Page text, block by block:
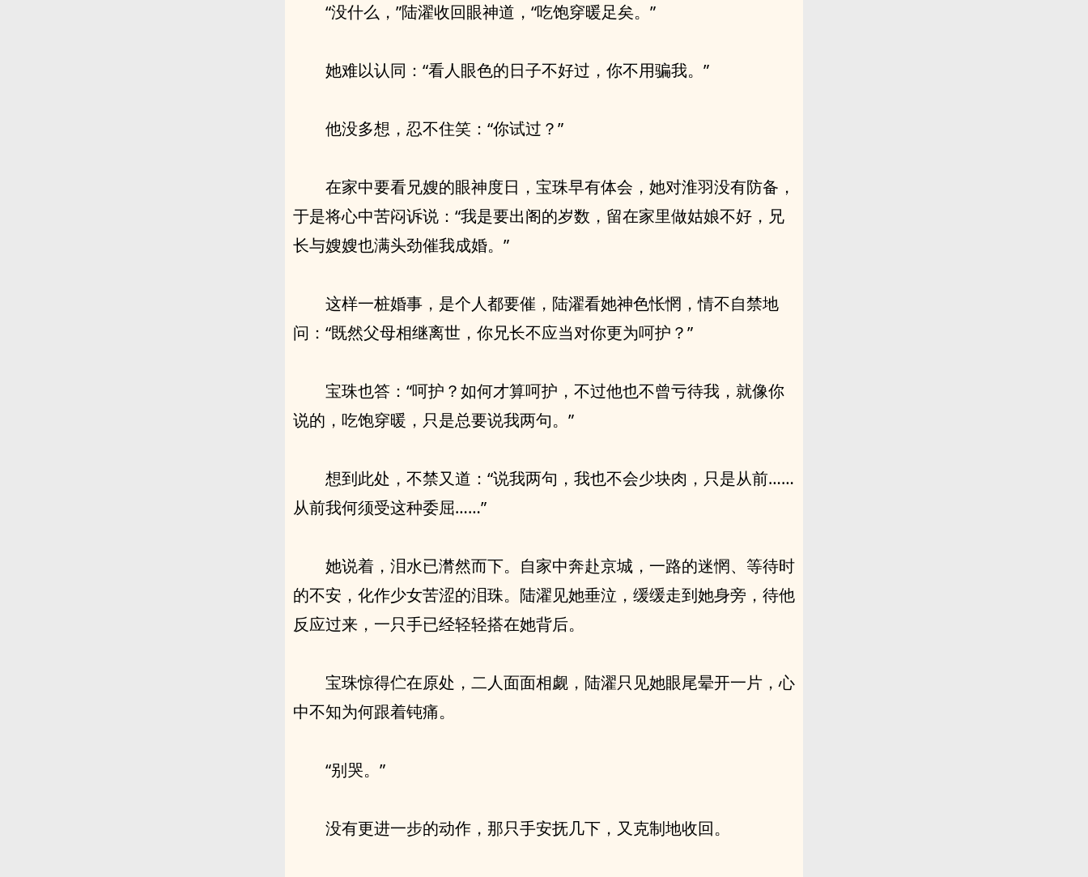
“没什么，”陆濯收回眼神道，“吃饱穿暖足矣。”
她难以认同：“看人眼色的日子不好过，你不用骗我。”
他没多想，忍不住笑：“你试过？”
在家中要看兄嫂的眼神度日，宝珠早有体会，她对淮羽没有防备，
于是将心中苦闷诉说：“我是要出阁的岁数，留在家里做姑娘不好，兄
长与嫂嫂也满头劲催我成婚。”
这样一桩婚事，是个人都要催，陆濯看她神色怅惘，情不自禁地
问：“既然父母相继离世，你兄长不应当对你更为呵护？”
宝珠也答：“呵护？如何才算呵护，不过他也不曾亏待我，就像你
说的，吃饱穿暖，只是总要说我两句。”
想到此处，不禁又道：“说我两句，我也不会少块肉，只是从前……
从前我何须受这种委屈……”
她说着，泪水已潸然而下。自家中奔赴京城，一路的迷惘、等待时
的不安，化作少女苦涩的泪珠。陆濯见她垂泣，缓缓走到她身旁，待他
反应过来，一只手已经轻轻搭在她背后。
宝珠惊得伫在原处，二人面面相觑，陆濯只见她眼尾晕开一片，心
中不知为何跟着钝痛。
“别哭。”
没有更进一步的动作，那只手安抚几下，又克制地收回。